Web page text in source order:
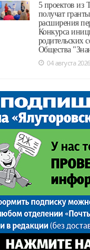
5 проектов из
получат
расширения
Конкурса
родительских
Общества
04 августа 2026